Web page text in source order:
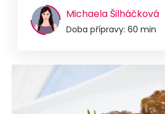
Michaela Šilháčková
Doba přípravy: 60 min